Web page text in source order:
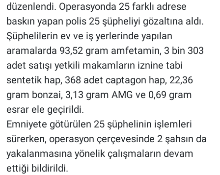
düzenlendi. Operasyonda 25 farklı adrese
baskın yapan polis 25 şüpheliyi gözaltına aldı.
Şüphelilerin ev ve iş yerlerinde yapılan
aramalarda 93,52 gram amfetamin, 3 bin 303
adet satışı yetkili makamların iznine tabi
sentetik hap, 368 adet captagon hap, 22,36
gram bonzai, 3,13 gram AMG ve 0,69 gram
esrar ele geçirildi.
Emniyete götürülen 25 şüphelinin işlemleri
sürerken, operasyon çerçevesinde 2 şahsın da
yakalanmasına yönelik çalışmaların devam
ettiği bildirildi.